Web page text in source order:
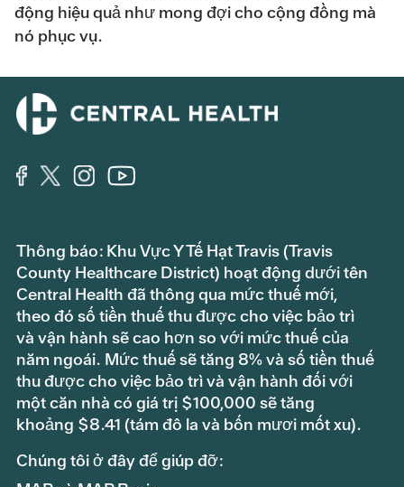
động hiệu quả như mong đợi cho cộng đồng mà
nó phục vụ.
Thông báo: Khu Vực Y Tế Hạt Travis (Travis
County Healthcare District) hoạt động dưới tên
Central Health đã thông qua mức thuế mới,
theo đó số tiền thuế thu được cho việc bảo trì
và vận hành sẽ cao hơn so với mức thuế của
năm ngoái. Mức thuế sẽ tăng 8% và số tiền thuế
thu được cho việc bảo trì và vận hành đối với
một căn nhà có giá trị $100,000 sẽ tăng
khoảng $8.41 (tám đô la và bốn mươi mốt xu).
Chúng tôi ở đây để giúp đỡ: